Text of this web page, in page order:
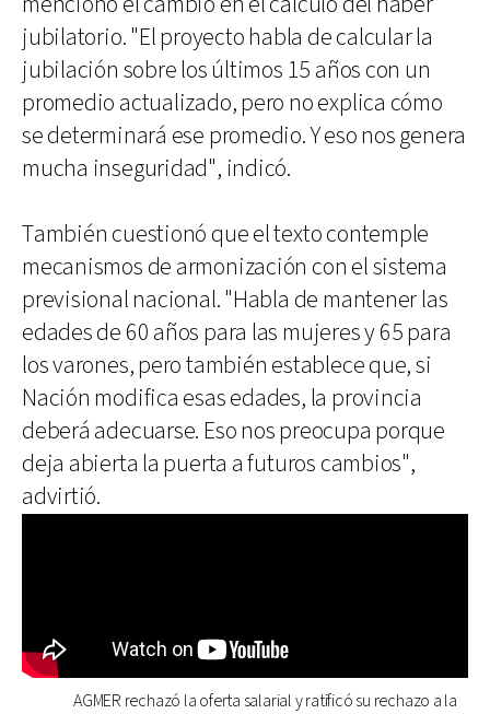
jubilatorio. "El proyecto habla de calcular la
jubilación sobre los últimos 15 años con un
promedio actualizado, pero no explica cómo
se determinará ese promedio. Y eso nos genera
mucha inseguridad", indicó.
También cuestionó que el texto contemple
mecanismos de armonización con el sistema
previsional nacional. "Habla de mantener las
edades de 60 años para las mujeres y 65 para
los varones, pero también establece que, si
Nación modifica esas edades, la provincia
deberá adecuarse. Eso nos preocupa porque
deja abierta la puerta a futuros cambios",
advirtió.
AGMER rechazó la oferta salarial y ratificó su rechazo a la